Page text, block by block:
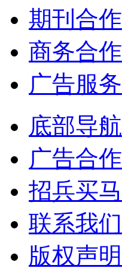
期刊合作
商务合作
广告服务
底部导航
广告合作
招兵买马
联系我们
版权声明